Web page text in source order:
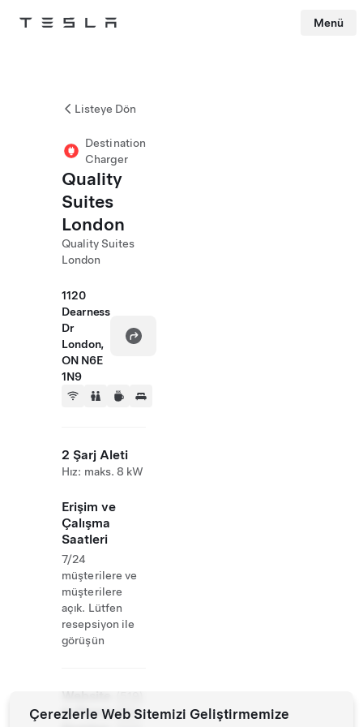
Tesla Menü
Listeye Dön
Destination
Charger
Quality
Suites
London
Quality Suites
London
1120
Dearness
Dr
London,
ON N6E
1N9
2 Şarj Aleti
Hız: maks. 8 kW
Erişim ve
Çalışma
Saatleri
7/24
müşterilere ve
müşterilere
açık. Lütfen
resepsiyon ile
görüşün
Website
& Phone 680-
Çerezlerle Web Sitemizi Geliştirmemize